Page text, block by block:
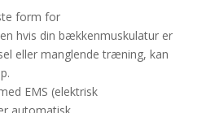
form for
hvis din bækkenmuskulatur er
eller manglende træning, kan
EMS (elektrisk